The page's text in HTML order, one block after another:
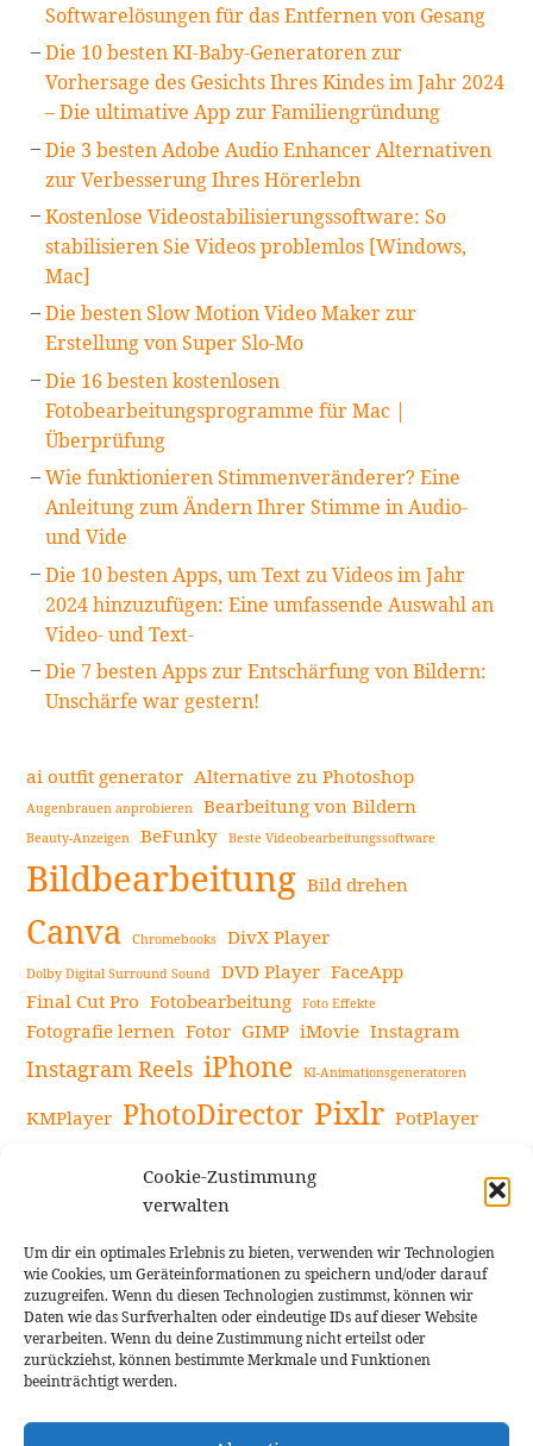
Cookie-Zustimmung
verwalten
Um dir ein optimales Erlebnis zu bieten, verwenden wir Technologien
wie Cookies, um Geräteinformationen zu speichern und/oder darauf
zuzugreifen. Wenn du diesen Technologien zustimmst, können wir
Daten wie das Surfverhalten oder eindeutige IDs auf dieser Website
verarbeiten. Wenn du deine Zustimmung nicht erteilst oder
zurückziehst, können bestimmte Merkmale und Funktionen
beeinträchtigt werden.
Softwarelösungen für das Entfernen von Gesang
Die 10 besten KI-Baby-Generatoren zur
Vorhersage des Gesichts Ihres Kindes im Jahr 2024
– Die ultimative App zur Familiengründung
Die 3 besten Adobe Audio Enhancer Alternativen
zur Verbesserung Ihres Hörerlebn
Kostenlose Videostabilisierungssoftware: So
stabilisieren Sie Videos problemlos [Windows,
Mac]
Die besten Slow Motion Video Maker zur
Erstellung von Super Slo-Mo
Die 16 besten kostenlosen
Fotobearbeitungsprogramme für Mac |
Überprüfung
Wie funktionieren Stimmenveränderer? Eine
Anleitung zum Ändern Ihrer Stimme in Audio-
und Vide
Die 10 besten Apps, um Text zu Videos im Jahr
2024 hinzuzufügen: Eine umfassende Auswahl an
Video- und Text-
Die 7 besten Apps zur Entschärfung von Bildern:
Unschärfe war gestern!
ai outfit generator Alternative zu Photoshop
Augenbrauen anprobieren Bearbeitung von Bildern
Beauty-Anzeigen BeFunky Beste Videobearbeitungssoftware
Bildbearbeitung Bild drehen
Canva Chromebooks DivX Player
Dolby Digital Surround Sound DVD Player FaceApp
Final Cut Pro Fotobearbeitung Foto Effekte
Fotografie lernen Fotor GIMP iMovie Instagram
Instagram Reels iPhone KI-Animationsgeneratoren
KMPlayer PhotoDirector Pixlr PotPlayer
Snapseed
Videoaufnahmen Tipps Videobearbeitung
Videoeffekte Vlogit YouTube-Kanal YouTube-Videos